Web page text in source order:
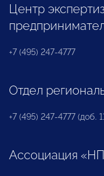
Центр
+7 (495) 247-4777
Отдел
+7 (495) 247-4777 (доб.
Ассоциация